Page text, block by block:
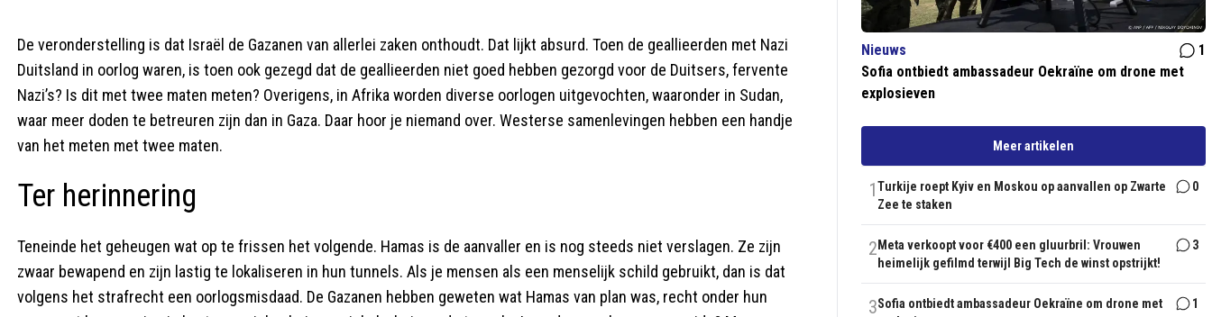
De veronderstelling is dat Israël de Gazanen van allerlei zaken onthoudt. Dat lijkt absurd. Toen de geallieerden met Nazi
Duitsland in oorlog waren, is toen ook gezegd dat de geallieerden niet goed hebben gezorgd voor de Duitsers, fervente
Nazi’s? Is dit met twee maten meten? Overigens, in Afrika worden diverse oorlogen uitgevochten, waaronder in Sudan,
waar meer doden te betreuren zijn dan in Gaza. Daar hoor je niemand over. Westerse samenlevingen hebben een handje
van het meten met twee maten.
Ter herinnering
Teneinde het geheugen wat op te frissen het volgende. Hamas is de aanvaller en is nog steeds niet verslagen. Ze zijn
zwaar bewapend en zijn lastig te lokaliseren in hun tunnels. Als je mensen als een menselijk schild gebruikt, dan is dat
volgens het strafrecht een oorlogsmisdaad. De Gazanen hebben geweten wat Hamas van plan was, recht onder hun
Nieuws
1
Sofia ontbiedt ambassadeur Oekraïne om drone met
explosieven
Meer artikelen
1Turkije roept Kyiv en Moskou op aanvallen op Zwarte
Zee te staken
0
2 Meta verkoopt voor €400 een gluurbril: Vrouwen
heimelijk gefilmd terwijl Big Tech de winst opstrijkt!
3
3Sofia ontbiedt ambassadeur Oekraïne om drone met
1